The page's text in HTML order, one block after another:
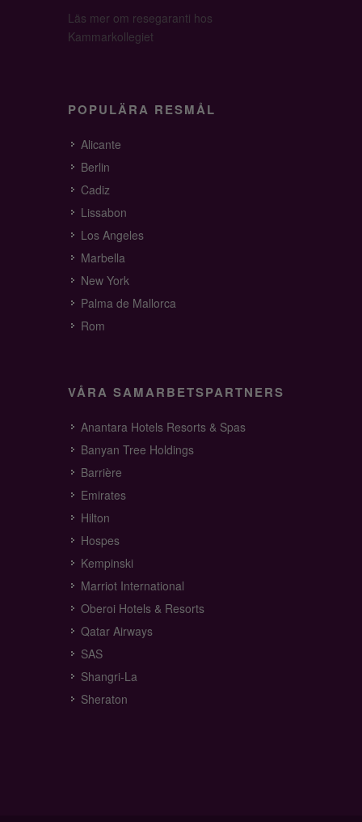
Läs mer om resegaranti hos
Kammarkollegiet
POPULÄRA RESMÅL
Alicante
Berlin
Cadiz
Lissabon
Los Angeles
Marbella
New York
Palma de Mallorca
Rom
VÅRA SAMARBETSPARTNERS
Anantara Hotels Resorts & Spas
Banyan Tree Holdings
Barrière
Emirates
Hilton
Hospes
Kempinski
Marriot International
Oberoi Hotels & Resorts
Qatar Airways
SAS
Shangri-La
Sheraton